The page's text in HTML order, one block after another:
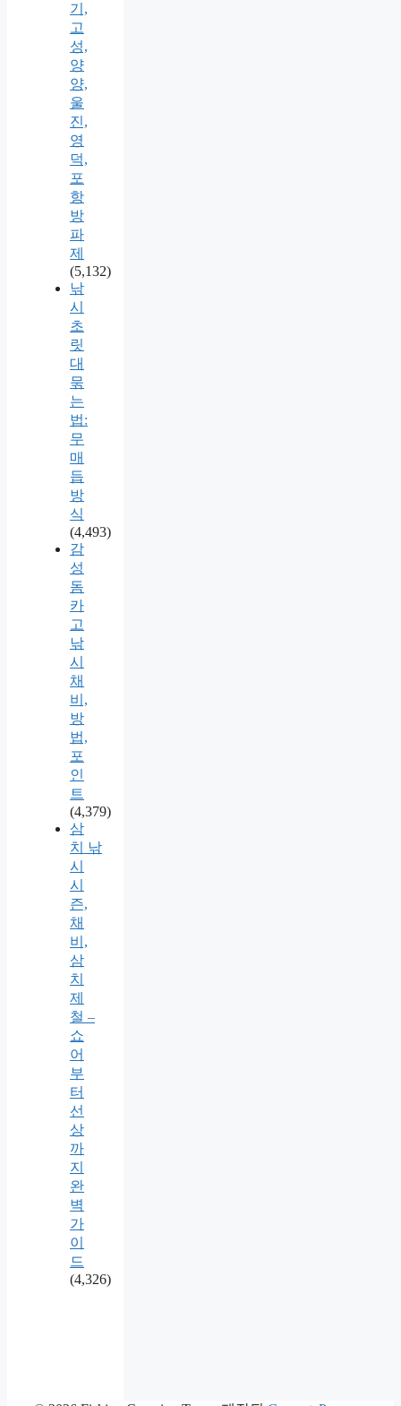
기,
고
성,
양
양,
울
진,
영
덕,
포
항
방
파
제
(5,132)
낚
시
초
릿
대
묶
는
법:
무
매
듭
방
식
(4,493)
감
성
돔
카
고
낚
시
채
비,
방
법,
포
인
트
(4,379)
삼
치 낚
시
시
즌,
채
비,
삼
치
제
철 –
쇼
어
부
터
선
상
까
지
완
벽
가
이
드
(4,326)